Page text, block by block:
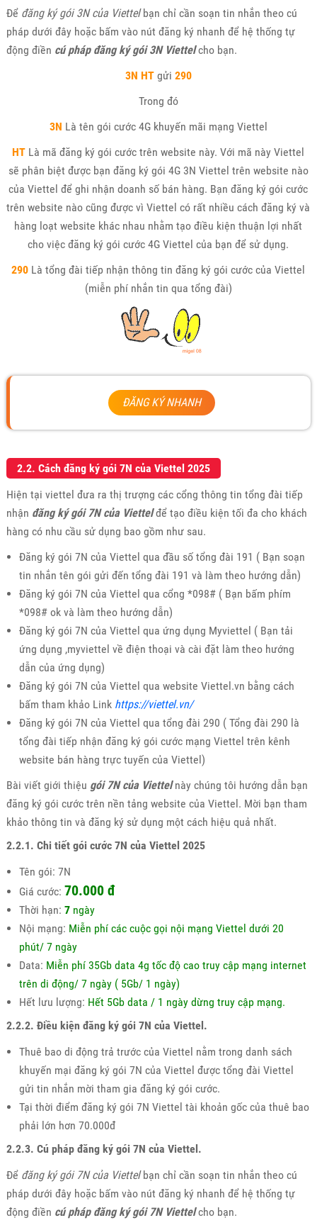
Để đăng ký gói 3N của Viettelbạn chỉ cần soạn tin nhắn theo cú
pháp dưới đây hoặc bấm vào nút đăng ký nhanh để hệ thống tự
động điền cú pháp đăng ký gói 3N Viettelcho bạn.
3N HTgửi 290
Trong đó
3N Là tên gói cước 4G khuyến mãi mạng Viettel
HT Là mã đăng ký gói cước trên website này. Với mã này Viettel
sẽ phân biệt được bạn đăng ký gói 4G 3N Viettel trên website nào
của Viettel để ghi nhận doanh số bán hàng. Bạn đăng ký gói cước
trên website nào cũng được vì Viettel có rất nhiều cách đăng ký và
hàng loạt website khác nhau nhằm tạo điều kiện thuận lợi nhất
cho việc đăng ký gói cước 4G Viettel của bạn để sử dụng.
290 Là tổng đài tiếp nhận thông tin đăng ký gói cước của Viettel
(miễn phí nhắn tin qua tổng đài)
ĐĂNG KÝ NHANH
2.2. Cách đăng ký gói 7N của Viettel 2025
Hiện tại viettel đưa ra thị trượng các cổng thông tin tổng đài tiếp
nhận đăng ký gói 7N của Viettelđể tạo điều kiện tối đa cho khách
hàng có nhu cầu sử dụng bao gồm như sau.
Đăng ký gói 7N của Viettel qua đầu số tổng đài 191 ( Bạn soạn
tin nhắn tên gói gửi đến tổng đài 191 và làm theo hướng dẫn)
Đăng ký gói 7N của Viettel qua cổng *098# ( Bạn bấm phím
*098# ok và làm theo hướng dẫn)
Đăng ký gói 7N của Viettel qua ứng dụng Myviettel ( Bạn tải
ứng dụng ,myviettel về điện thoại và cài đặt làm theo hướng
dẫn của ứng dụng)
Đăng ký gói 7N của Viettel qua website Viettel.vn bằng cách
bấm tham khảo Link https://viettel.vn/
Đăng ký gói 7N của Viettel qua tổng đài 290 ( Tổng đài 290 là
tổng đài tiếp nhận đăng ký gói cước mạng Viettel trên kênh
website bán hàng trực tuyến của Viettel)
Bài viết giới thiệu gói 7N của Viettelnày chúng tôi hướng dẫn bạn
đăng ký gói cước trên nền tảng website của Viettel. Mời bạn tham
khảo thông tin và đăng ký sử dụng một cách hiệu quả nhất.
2.2.1. Chi tiết gói cước 7N của Viettel 2025
Tên gói: 7N
Giá cước: 70.000 đ
Thời hạn: 7 ngày
Nội mạng: Miễn phí các cuộc gọi nội mạng Viettel dưới 20
phút/ 7 ngày
Data: Miễn phí 35Gb data 4g tốc độ cao truy cập mạng internet
trên di động/ 7 ngày ( 5Gb/ 1 ngày)
Hết lưu lượng: Hết 5Gb data / 1 ngày dừng truy cập mạng.
2.2.2. Điều kiện đăng ký gói 7N của Viettel.
Thuê bao di động trả trước của Viettel nằm trong danh sách
khuyến mại đăng ký gói 7N của Viettel được tổng đài Viettel
gửi tin nhắn mời tham gia đăng ký gói cước.
Tại thời điểm đăng ký gói 7N Viettel tài khoản gốc của thuê bao
phải lớn hơn 70.000đ
2.2.3. Cú pháp đăng ký gói 7N của Viettel.
Để đăng ký gói 7N của Viettelbạn chỉ cần soạn tin nhắn theo cú
pháp dưới đây hoặc bấm vào nút đăng ký nhanh để hệ thống tự
động điền cú pháp đăng ký gói 7N Viettelcho bạn.